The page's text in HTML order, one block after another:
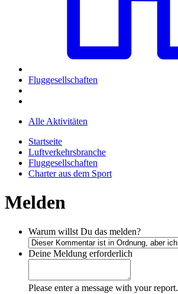
Fluggesellschaften
Alle Aktivitäten
Startseite
Luftverkehrsbranche
Fluggesellschaften
Charter aus dem Sport
Melden
Warum willst Du das melden?
Deine Meldung erforderlich
Please enter a message with your report.